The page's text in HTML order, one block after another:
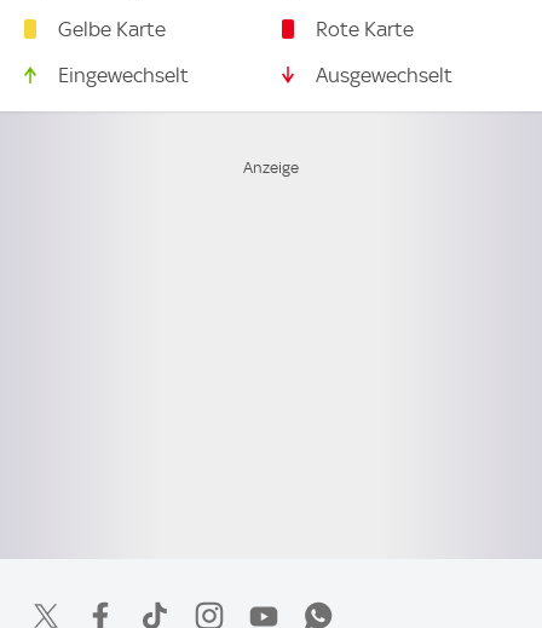
Gelbe Karte
Rote Karte
Eingewechselt
Ausgewechselt